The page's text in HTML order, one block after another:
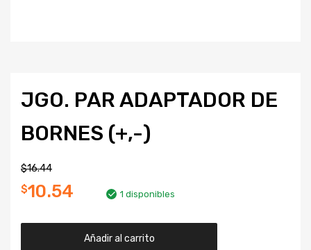
JGO. PAR ADAPTADOR DE
BORNES (+,-)
$16.44
$10.54 1 disponibles
Añadir al carrito